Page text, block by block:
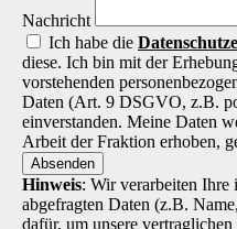
Nachricht
Ich habe die
diese. Ich bin mit der
vorstehenden
Daten (Art. 9 DSGVO, z.B.
einverstanden. Meine Daten
Arbeit der Fraktion erhoben,
Absenden
Hinweis: Wir verarbeiten
abgefragten Daten (z.B.
dafür, um unsere